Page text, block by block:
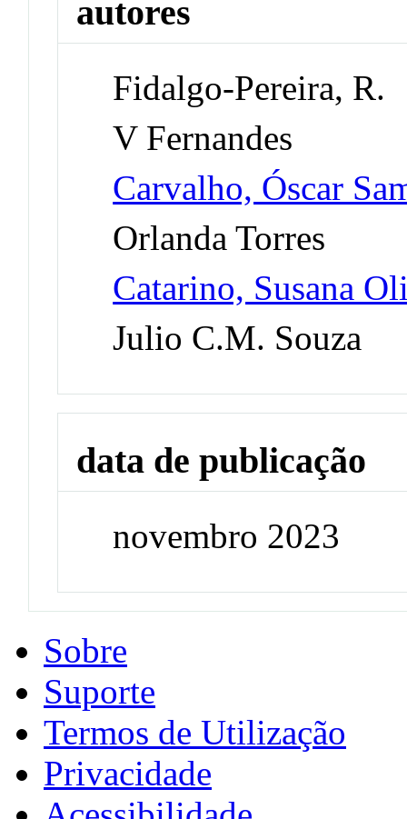
autores
Fidalgo-Pereira, R.
V Fernandes
Carvalho, Óscar
Orlanda Torres
Catarino, Susana
Julio C.M. Souza
data de publicação
novembro 2023
Sobre
Suporte
Termos de Utilização
Privacidade